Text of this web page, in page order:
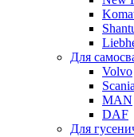
Для
Volvo
Scania
MAN
DAF
Для